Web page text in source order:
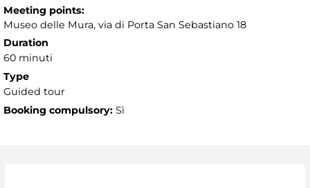
Meeting points:
Museo delle Mura, via di Porta San Sebastiano 18
Duration
60 minuti
Type
Guided tour
Booking compulsory: Sì